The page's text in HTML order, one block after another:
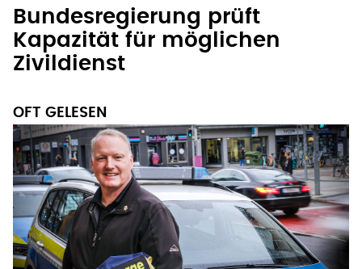
Bundesregierung prüft
Kapazität für möglichen
Zivildienst
OFT GELESEN